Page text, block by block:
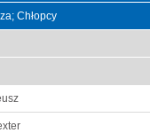
Chłopcy